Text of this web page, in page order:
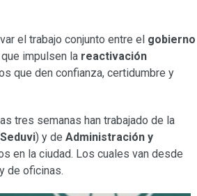
el trabajo conjunto entre el gobierno
impulsen la reactivación
que den confianza, certidumbre y
tres semanas han trabajado de la
Seduvi) y de Administración y
en la ciudad. Los cuales van desde
de oficinas.